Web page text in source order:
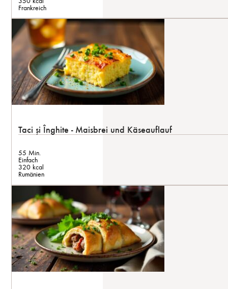
Frankreich
Taci și Înghite - Maisbrei und Käseauflauf
55 Min.
Einfach
320 kcal
Rumänien